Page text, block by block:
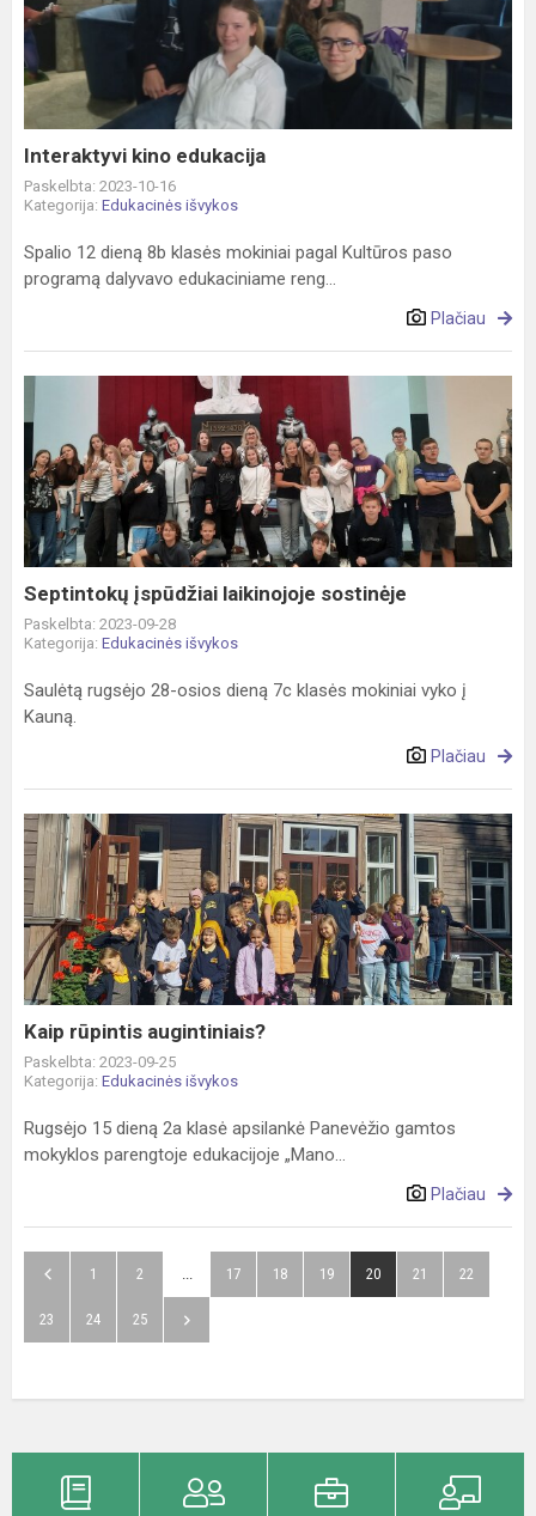
edukacija
Interaktyvi kino edukacija
Paskelbta: 2023-10-16
Kategorija: Edukacinės išvykos
Spalio 12 dieną 8b klasės mokiniai pagal Kultūros paso
programą dalyvavo edukaciniame reng...
Plačiau
įspūdžiai
laikinojoje
sostinėje
Septintokų įspūdžiai laikinojoje sostinėje
Paskelbta: 2023-09-28
Kategorija: Edukacinės išvykos
Saulėtą rugsėjo 28-osios dieną 7c klasės mokiniai vyko į
Kauną.
Plačiau
Kaip
rūpintis
augintiniais?
Kaip rūpintis augintiniais?
Paskelbta: 2023-09-25
Kategorija: Edukacinės išvykos
Rugsėjo 15 dieną 2a klasė apsilankė Panevėžio gamtos
mokyklos parengtoje edukacijoje „Mano...
Plačiau
1 2 ... 17 18 19 20 21 22
23 24 25